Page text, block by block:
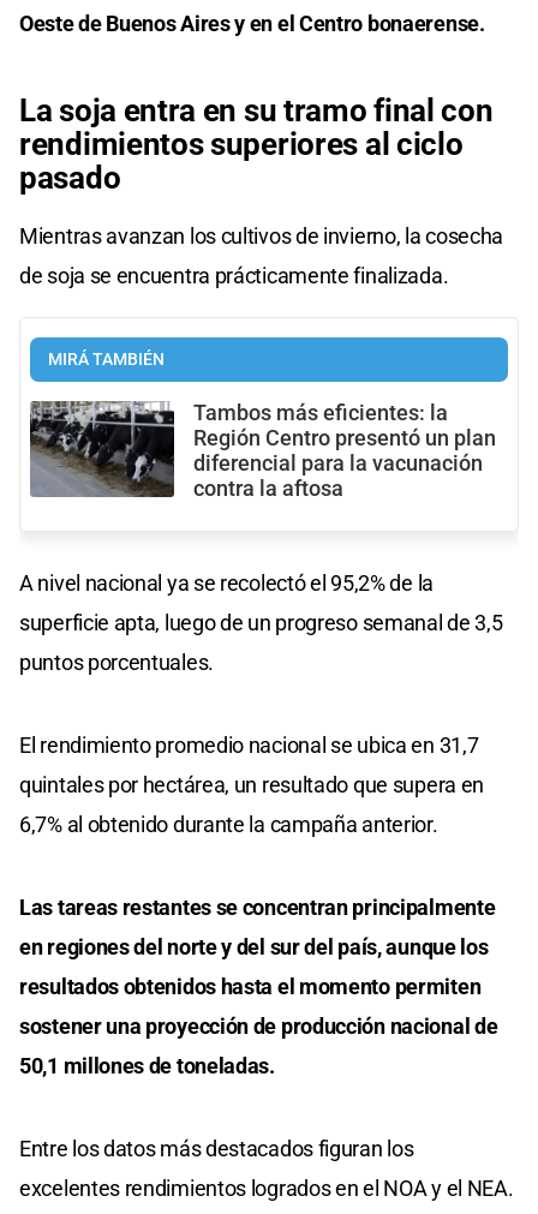
Oeste de Buenos Aires y en el Centro bonaerense.
La soja entra en su tramo final con
rendimientos superiores al ciclo
pasado
Mientras avanzan los cultivos de invierno, la cosecha
de soja se encuentra prácticamente finalizada.
MIRÁ TAMBIÉN
Tambos más eficientes: la
Región Centro presentó un plan
diferencial para la vacunación
contra la aftosa
A nivel nacional ya se recolectó el 95,2% de la
superficie apta, luego de un progreso semanal de 3,5
puntos porcentuales.
El rendimiento promedio nacional se ubica en 31,7
quintales por hectárea, un resultado que supera en
6,7% al obtenido durante la campaña anterior.
Las tareas restantes se concentran principalmente
en regiones del norte y del sur del país, aunque los
resultados obtenidos hasta el momento permiten
sostener una proyección de producción nacional de
50,1 millones de toneladas.
Entre los datos más destacados figuran los
excelentes rendimientos logrados en el NOA y el NEA.